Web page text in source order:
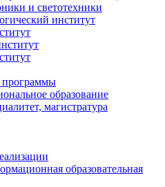
и светотехники
институт
программы
образование
магистратура
образовательная